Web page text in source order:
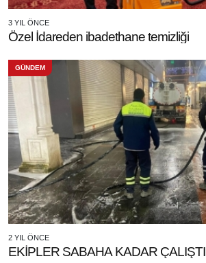
3 YIL ÖNCE
Özel İdareden ibadethane temizliği
GÜNDEM
2 YIL ÖNCE
EKİPLER SABAHA KADAR ÇALIŞTI